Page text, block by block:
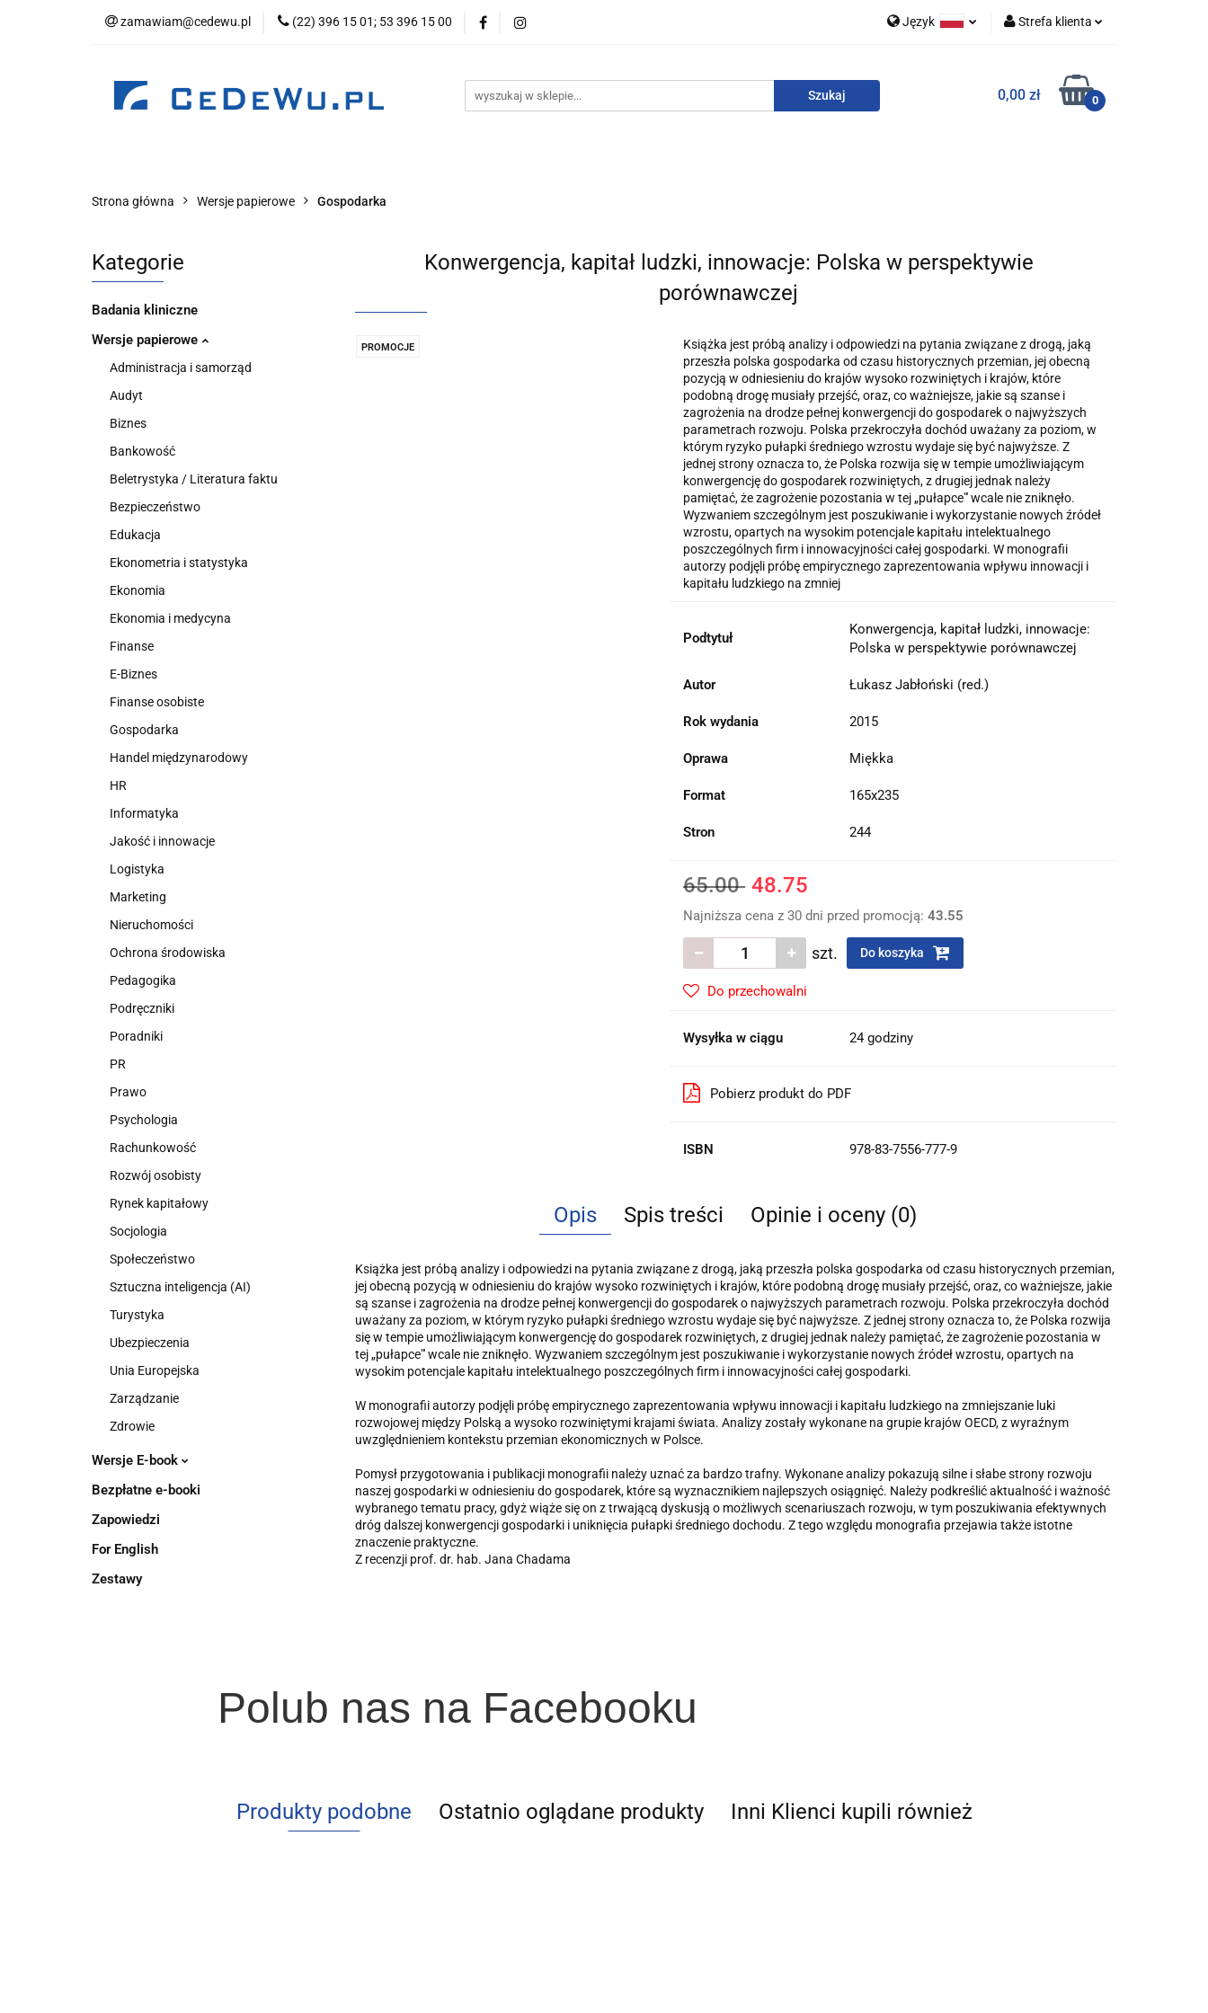
zamawiam@cedewu.pl (22) 396 15 01; 53 396 15 00 Język Strefa klienta
Zarejestruj się
0,00 zł 0
Kategorie Nowości Zapowiedzi
Wydawnictwo For English Wydawnictwa
Strona główna Wersje papierowe Gospodarka
Kategorie
Badania kliniczne
Wersje papierowe
Administracja i samorząd
Audyt
Biznes
Bankowość
Beletrystyka / Literatura faktu
Bezpieczeństwo
Edukacja
Ekonometria i statystyka
Ekonomia
Ekonomia i medycyna
Finanse
E-Biznes
Finanse osobiste
Gospodarka
Handel międzynarodowy
HR
Informatyka
Jakość i innowacje
Logistyka
Marketing
Nieruchomości
Ochrona środowiska
Pedagogika
Podręczniki
Poradniki
PR
Prawo
Psychologia
Rachunkowość
Rozwój osobisty
Rynek kapitałowy
Socjologia
Społeczeństwo
Sztuczna inteligencja (AI)
Turystyka
Ubezpieczenia
Unia Europejska
Zarządzanie
Zdrowie
Wersje E-book
Bezpłatne e-booki
Zapowiedzi
For English
Zestawy
Konwergencja, kapitał ludzki, innowacje: Polska w perspektywie
porównawczej
PROMOCJE
Książka jest próbą analizy i odpowiedzi na pytania związane z drogą, jaką
przeszła polska gospodarka od czasu historycznych przemian, jej obecną
pozycją w odniesieniu do krajów wysoko rozwiniętych i krajów, które
podobną drogę musiały przejść, oraz, co ważniejsze, jakie są szanse i
zagrożenia na drodze pełnej konwergencji do gospodarek o najwyższych
parametrach rozwoju. Polska przekroczyła dochód uważany za poziom, w
którym ryzyko pułapki średniego wzrostu wydaje się być najwyższe. Z
jednej strony oznacza to, że Polska rozwija się w tempie umożliwiającym
konwergencję do gospodarek rozwiniętych, z drugiej jednak należy
pamiętać, że zagrożenie pozostania w tej „pułapce"' wcale nie zniknęło.
Wyzwaniem szczególnym jest poszukiwanie i wykorzystanie nowych źródeł
wzrostu, opartych na wysokim potencjale kapitału intelektualnego
poszczególnych firm i innowacyjności całej gospodarki. W monografii
autorzy podjęli próbę empirycznego zaprezentowania wpływu innowacji i
kapitału ludzkiego na zmniej
Podtytuł
Konwergencja, kapitał ludzki, innowacje:
Polska w perspektywie porównawczej
Autor Łukasz Jabłoński (red.)
Rok wydania 2015
Oprawa Miękka
Format 165x235
Stron 244
65.00 48.75
Najniższa cena z 30 dni przed promocją:43.55
szt. Do koszyka
Do przechowalni
Wysyłka w ciągu 24 godziny
Pobierz produkt do PDF
ISBN 978-83-7556-777-9
Opis Spis treści Opinie i oceny (0)
Książka jest próbą analizy i odpowiedzi na pytania związane z drogą, jaką przeszła polska gospodarka od czasu historycznych przemian,
jej obecną pozycją w odniesieniu do krajów wysoko rozwiniętych i krajów, które podobną drogę musiały przejść, oraz, co ważniejsze, jakie
są szanse i zagrożenia na drodze pełnej konwergencji do gospodarek o najwyższych parametrach rozwoju. Polska przekroczyła dochód
uważany za poziom, w którym ryzyko pułapki średniego wzrostu wydaje się być najwyższe. Z jednej strony oznacza to, że Polska rozwija
się w tempie umożliwiającym konwergencję do gospodarek rozwiniętych, z drugiej jednak należy pamiętać, że zagrożenie pozostania w
tej „pułapce"' wcale nie zniknęło. Wyzwaniem szczególnym jest poszukiwanie i wykorzystanie nowych źródeł wzrostu, opartych na
wysokim potencjale kapitału intelektualnego poszczególnych firm i innowacyjności całej gospodarki.
W monografii autorzy podjęli próbę empirycznego zaprezentowania wpływu innowacji i kapitału ludzkiego na zmniejszanie luki
rozwojowej między Polską a wysoko rozwiniętymi krajami świata. Analizy zostały wykonane na grupie krajów OECD, z wyraźnym
uwzględnieniem kontekstu przemian ekonomicznych w Polsce.
Pomysł przygotowania i publikacji monografii należy uznać za bardzo trafny. Wykonane analizy pokazują silne i słabe strony rozwoju
naszej gospodarki w odniesieniu do gospodarek, które są wyznacznikiem najlepszych osiągnięć. Należy podkreślić aktualność i ważność
wybranego tematu pracy, gdyż wiąże się on z trwającą dyskusją o możliwych scenariuszach rozwoju, w tym poszukiwania efektywnych
dróg dalszej konwergencji gospodarki i uniknięcia pułapki średniego dochodu. Z tego względu monografia przejawia także istotne
znaczenie praktyczne.
Z recenzji prof. dr. hab. Jana Chadama
Polub nas na Facebooku
Produkty podobne Ostatnio oglądane produkty Inni Klienci kupili również